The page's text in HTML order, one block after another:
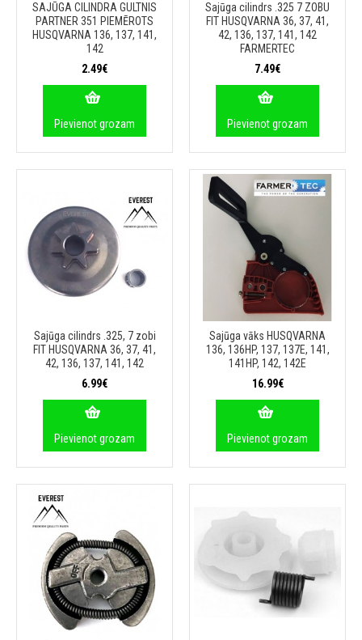
SAJŪGA CILINDRA GULTNIS
PARTNER 351 PIEMĒROTS
HUSQVARNA 136, 137, 141,
142
2.49€
Pievienot grozam
Sajūga cilindrs .325 7 ZOBU
FIT HUSQVARNA 36, 37, 41,
42, 136, 137, 141, 142
FARMERTEC
7.49€
Pievienot grozam
Sajūga cilindrs .325, 7 zobi
FIT HUSQVARNA 36, 37, 41,
42, 136, 137, 141, 142
6.99€
Pievienot grozam
Sajūga vāks HUSQVARNA
136, 136HP, 137, 137E, 141,
141HP, 142, 142E
16.99€
Pievienot grozam